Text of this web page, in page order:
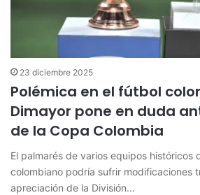
23 diciembre 2025
Polémica en el fútbol
Dimayor pone en duda
de la Copa Colombia
El palmarés de varios equipos históricos
colombiano podría sufrir modificaciones
apreciación de la División…